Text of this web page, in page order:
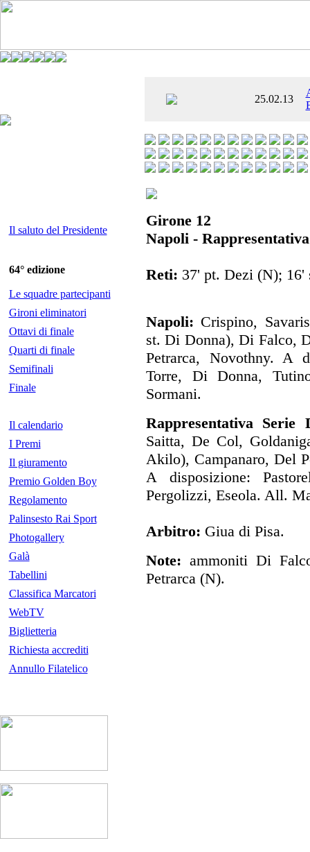
25.02.13
Il saluto del Presidente
64° edizione
Le squadre partecipanti
Gironi eliminatori
Ottavi di finale
Quarti di finale
Semifinali
Finale
Il calendario
I Premi
Il giuramento
Premio Golden Boy
Regolamento
Palinsesto Rai Sport
Photogallery
Galà
Tabellini
Classifica Marcatori
WebTV
Biglietteria
Richiesta accrediti
Annullo Filatelico
Girone 12
Napoli -
Reti: 37' pt. Dezi (N); 16'
Napoli: Crispino,
st. Di Donna), Di Falco,
Petrarca, Novothny. A
Torre, Di Donna,
Sormani.
Rappresentativa Serie
Saitta, De Col,
Akilo), Campanaro, Del
A disposizione:
Pergolizzi, Eseola. All.
Arbitro: Giua di Pisa.
Note: ammoniti Di
Petrarca (N).